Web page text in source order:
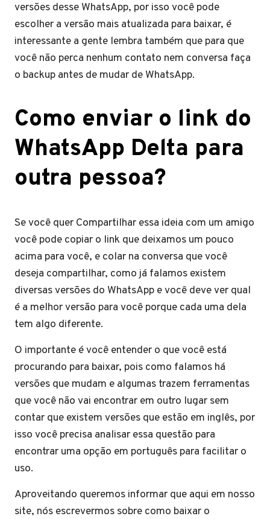
versões desse WhatsApp, por isso você pode
escolher a versão mais atualizada para baixar, é
interessante a gente lembra também que para que
você não perca nenhum contato nem conversa faça
o backup antes de mudar de WhatsApp.
Como enviar o link do
WhatsApp Delta para
outra pessoa?
Se você quer Compartilhar essa ideia com um amigo
você pode copiar o link que deixamos um pouco
acima para você, e colar na conversa que você
deseja compartilhar, como já falamos existem
diversas versões do WhatsApp e você deve ver qual
é a melhor versão para você porque cada uma dela
tem algo diferente.
O importante é você entender o que você está
procurando para baixar, pois como falamos há
versões que mudam e algumas trazem ferramentas
que você não vai encontrar em outro lugar sem
contar que existem versões que estão em inglês, por
isso você precisa analisar essa questão para
encontrar uma opção em português para facilitar o
uso.
Aproveitando queremos informar que aqui em nosso
site, nós escrevermos sobre como baixar o